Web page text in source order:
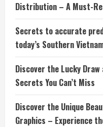
Distribution – A Must-
Secrets to accurate
today’s Southern
Discover the Lucky
Secrets You Can’t Miss
Discover the Unique
Graphics – Experience